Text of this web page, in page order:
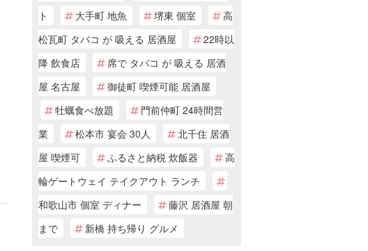
ト
大手町 地魚 堺東 個室
高
松瓦町 タバコ が 吸える 居酒屋
22時以
降 飲食店
席で タバコ が 吸える 居酒
屋 名古屋
御徒町 喫煙可能 居酒屋
牡蠣食べ放題
門前仲町 24時間営
業
松本市 宴会 30人
北千住 居酒
屋 喫煙可
ふるさと納税 炊飯器
高
輪ゲートウェイ テイクアウト ランチ
和歌山市 個室 ディナー
藤沢 居酒屋 朝
まで
新橋 持ち帰り グルメ